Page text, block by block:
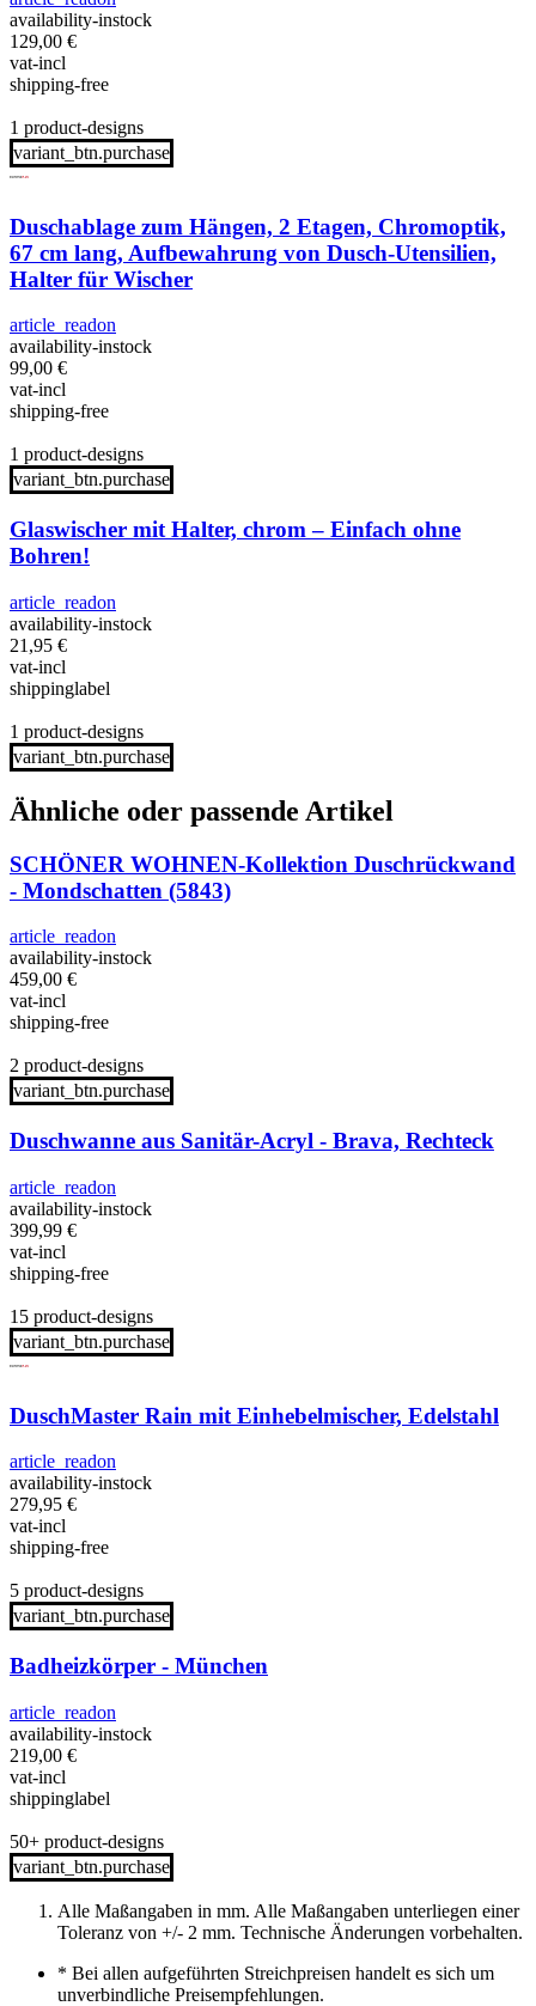
availability-instock
129,00 €
vat-incl
shipping-free
1 product-designs
variant_btn.purchase
Duschablage zum Hängen, 2 Etagen, Chromoptik,
67 cm lang, Aufbewahrung von Dusch-Utensilien,
Halter für Wischer
article_readon
availability-instock
99,00 €
vat-incl
shipping-free
1 product-designs
variant_btn.purchase
Glaswischer mit Halter, chrom – Einfach ohne
Bohren!
article_readon
availability-instock
21,95 €
vat-incl
shippinglabel
1 product-designs
variant_btn.purchase
Ähnliche oder passende Artikel
SCHÖNER WOHNEN-Kollektion Duschrückwand
- Mondschatten (5843)
article_readon
availability-instock
459,00 €
vat-incl
shipping-free
2 product-designs
variant_btn.purchase
Duschwanne aus Sanitär-Acryl - Brava, Rechteck
article_readon
availability-instock
399,99 €
vat-incl
shipping-free
15 product-designs
variant_btn.purchase
DuschMaster Rain mit Einhebelmischer, Edelstahl
article_readon
availability-instock
279,95 €
vat-incl
shipping-free
5 product-designs
variant_btn.purchase
Badheizkörper - München
article_readon
availability-instock
219,00 €
vat-incl
shippinglabel
50+ product-designs
variant_btn.purchase
Alle Maßangaben in mm. Alle Maßangaben unterliegen einer
Toleranz von +/- 2 mm. Technische Änderungen vorbehalten.
* Bei allen aufgeführten Streichpreisen handelt es sich um
unverbindliche Preisempfehlungen.